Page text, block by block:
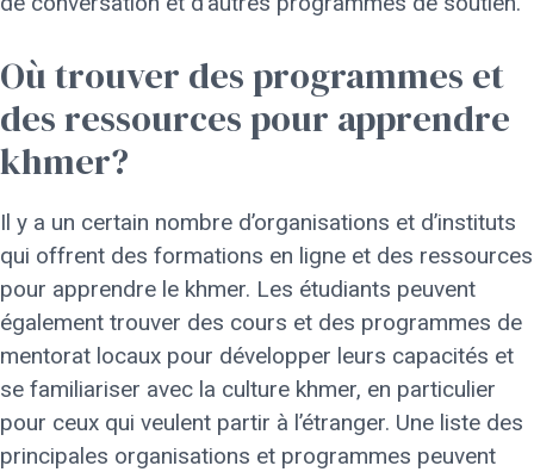
Où trouver des programmes et
des ressources pour apprendre
khmer?
Il y a un certain nombre d’organisations et d’instituts
qui offrent des formations en ligne et des ressources
pour apprendre le khmer. Les étudiants peuvent
également trouver des cours et des programmes de
mentorat locaux pour développer leurs capacités et
se familiariser avec la culture khmer, en particulier
pour ceux qui veulent partir à l’étranger. Une liste des
principales organisations et programmes peuvent